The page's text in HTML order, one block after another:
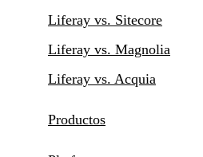
Liferay vs. Sitecore
Liferay vs. Magnolia
Liferay vs. Acquia
Productos